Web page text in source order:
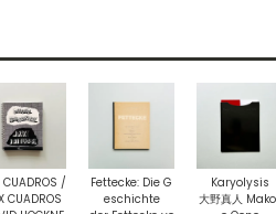
CUADROS /
CUADROS
Fettecke: Die G
eschichte
Karyolysis
大野真人